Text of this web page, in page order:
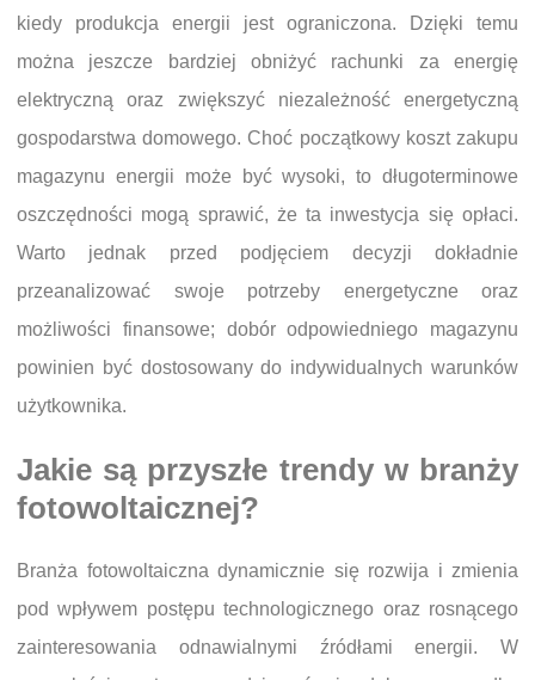
kiedy produkcja energii jest ograniczona. Dzięki temu
można jeszcze bardziej obniżyć rachunki za energię
elektryczną oraz zwiększyć niezależność energetyczną
gospodarstwa domowego. Choć początkowy koszt zakupu
magazynu energii może być wysoki, to długoterminowe
oszczędności mogą sprawić, że ta inwestycja się opłaci.
Warto jednak przed podjęciem decyzji dokładnie
przeanalizować swoje potrzeby energetyczne oraz
możliwości finansowe; dobór odpowiedniego magazynu
powinien być dostosowany do indywidualnych warunków
użytkownika.
Jakie są przyszłe trendy w branży
fotowoltaicznej?
Branża fotowoltaiczna dynamicznie się rozwija i zmienia
pod wpływem postępu technologicznego oraz rosnącego
zainteresowania odnawialnymi źródłami energii. W